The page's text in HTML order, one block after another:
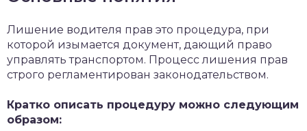
Лишение водителя прав это процедура, при
которой изымается документ, дающий право
управлять транспортом. Процесс лишения прав
строго регламентирован законодательством.
Кратко описать процедуру можно следующим
образом: